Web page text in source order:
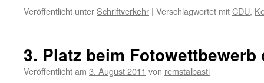
Veröffentlicht unter Schriftverkehr | Verschlagwortet mitCDU,
3. Platz beim
Veröffentlicht am 3. August 2011 von remstalbasti